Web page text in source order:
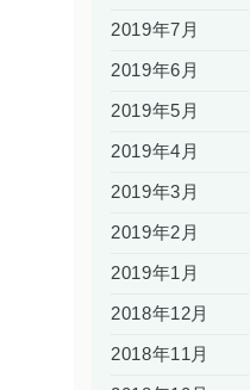
2019年7月
2019年6月
2019年5月
2019年4月
2019年3月
2019年2月
2019年1月
2018年12月
2018年11月